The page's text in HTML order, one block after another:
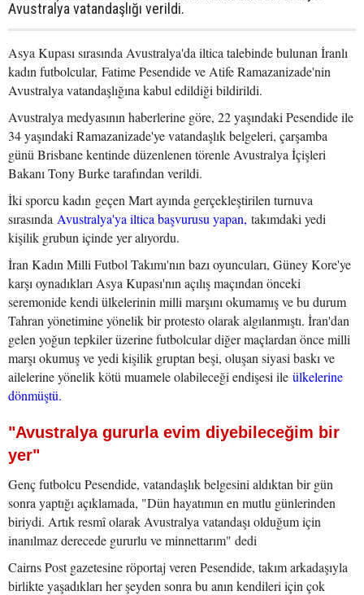
Avustralya vatandaşlığı verildi.
Asya Kupası sırasında Avustralya'da iltica talebinde bulunan İranlı
kadın futbolcular, Fatime Pesendide ve Atife Ramazanizade'nin
Avustralya vatandaşlığına kabul edildiği bildirildi.
Avustralya medyasının haberlerine göre, 22 yaşındaki Pesendide ile
34 yaşındaki Ramazanizade'ye vatandaşlık belgeleri, çarşamba
günü Brisbane kentinde düzenlenen törenle Avustralya İçişleri
Bakanı Tony Burke tarafından verildi.
İki sporcu kadın geçen Mart ayında gerçekleştirilen turnuva
sırasında Avustralya'ya iltica başvurusu yapan, takımdaki yedi
kişilik grubun içinde yer alıyordu.
İran Kadın Milli Futbol Takımı'nın bazı oyuncuları, Güney Kore'ye
karşı oynadıkları Asya Kupası'nın açılış maçından önceki
seremonide kendi ülkelerinin milli marşını okumamış ve bu durum
Tahran yönetimine yönelik bir protesto olarak algılanmıştı. İran'dan
gelen yoğun tepkiler üzerine futbolcular diğer maçlardan önce milli
marşı okumuş ve yedi kişilik gruptan beşi, oluşan siyasi baskı ve
ailelerine yönelik kötü muamele olabileceği endişesi ile ülkelerine
dönmüştü.
"Avustralya gururla evim diyebileceğim bir
yer"
Genç futbolcu Pesendide, vatandaşlık belgesini aldıktan bir gün
sonra yaptığı açıklamada, "Dün hayatımın en mutlu günlerinden
biriydi. Artık resmî olarak Avustralya vatandaşı olduğum için
inanılmaz derecede gururlu ve minnettarım" dedi
Cairns Post gazetesine röportaj veren Pesendide, takım arkadaşıyla
birlikte yaşadıkları her şeyden sonra bu anın kendileri için çok